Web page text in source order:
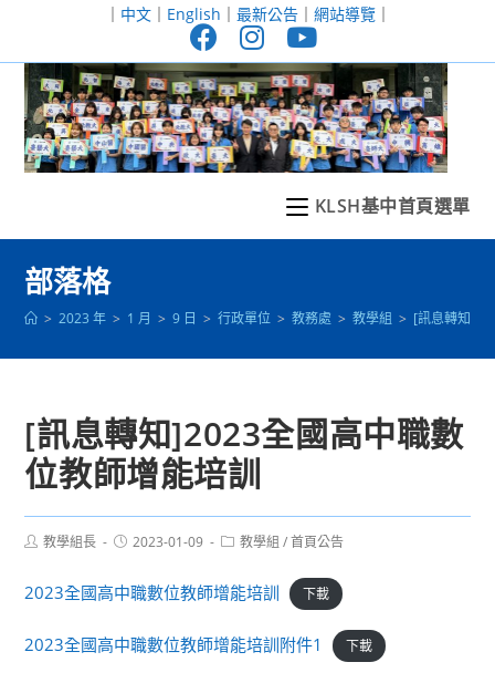
至
｜ 中文｜ English ｜ 最新公告｜ 網站導覽｜
KLSH基中首頁選單
部落格
> 2023 年 > 1 月 > 9 日 > 行政單位 > 教務處 > 教學組 > [訊息轉知
[訊息轉知]2023全國高中職數
位教師增能培訓
Post教學組長
Post2023-01-09
Post教學組 / 首頁公告
2023全國高中職數位教師增能培訓 下載
2023全國高中職數位教師增能培訓附件1 下載